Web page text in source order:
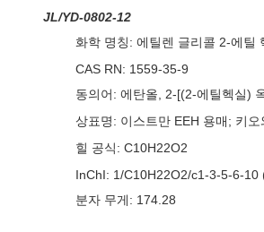
JL/YD-0802-12
화학 명칭: 에틸렌 글리콜 2-에틸
CAS RN: 1559-35-9
동의어: 에탄올, 2-[(2-에틸헥실)
상표명: 이스트만 EEH 용매; 키오
힐 공식: C10H22O2
InChI: 1/C10H22O2/c1-3-5-6-
분자 무게: 174.28